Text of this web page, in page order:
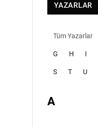
YAZARLAR
Tüm Yazarlar
G H I
S T U
A